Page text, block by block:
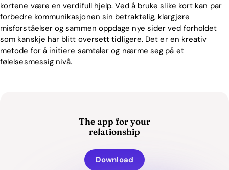
kortene være en verdifull hjelp. Ved å bruke slike kort kan par
forbedre kommunikasjonen sin betraktelig, klargjøre
misforståelser og sammen oppdage nye sider ved forholdet
som kanskje har blitt oversett tidligere. Det er en kreativ
metode for å initiere samtaler og nærme seg på et
følelsesmessig nivå.
The app for your
relationship
Download